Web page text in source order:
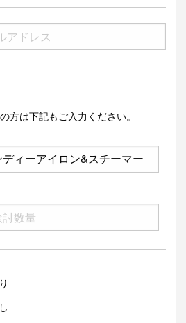
方は下記もご入力ください。